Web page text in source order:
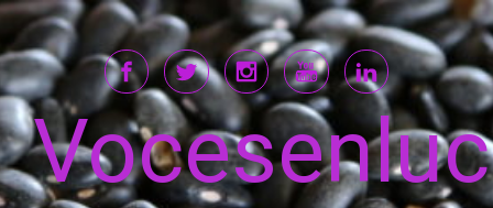
Saltar al contenido principal